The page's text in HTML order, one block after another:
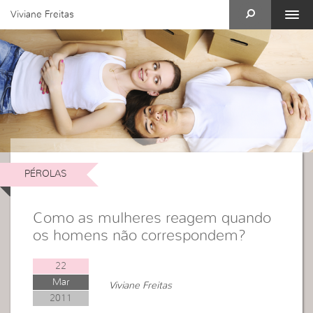
Viviane Freitas
PÉROLAS
Como as mulheres reagem quando
os homens não correspondem?
22
Mar
2011
Viviane Freitas